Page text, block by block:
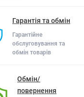
Гарантія та обмін
Гарантійне
обслуговування та
обмін товарів
Обмін/
повернення